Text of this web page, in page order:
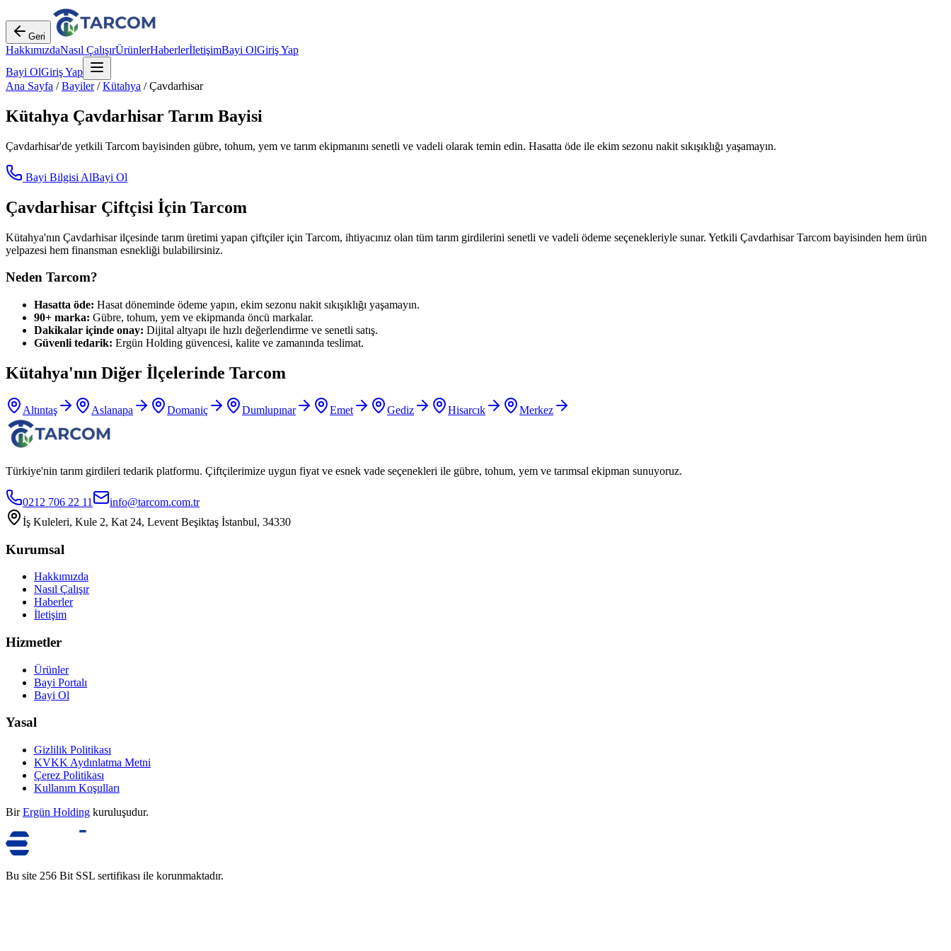
Geri
HakkımızdaNasıl ÇalışırÜrünlerHaberlerİletişimBayi OlGiriş Yap
Bayi OlGiriş Yap
Ana Sayfa /Bayiler/Kütahya /Çavdarhisar
Kütahya Çavdarhisar Tarım Bayisi
Çavdarhisar'de yetkili Tarcom bayisinden gübre, tohum, yem ve tarım ekipmanını senetli ve vadeli olarak temin edin. Hasatta öde ile ekim sezonu nakit sıkışıklığı yaşamayın.
Bayi Bilgisi AlBayi Ol
Çavdarhisar Çiftçisi İçin Tarcom
Kütahya'nın Çavdarhisarilçesinde tarım üretimi yapan çiftçiler için Tarcom, ihtiyacınız olan tüm tarım girdilerini senetli ve vadeli ödeme seçenekleriyle sunar. Yetkili ÇavdarhisarTarcom bayisinden hem ürün
yelpazesi hem finansman esnekliği bulabilirsiniz.
Neden Tarcom?
Hasatta öde: Hasat döneminde ödeme yapın, ekim sezonu nakit sıkışıklığı yaşamayın.
90+ marka: Gübre, tohum, yem ve ekipmanda öncü markalar.
Dakikalar içinde onay: Dijital altyapı ile hızlı değerlendirme ve senetli satış.
Güvenli tedarik: Ergün Holding güvencesi, kalite ve zamanında teslimat.
Kütahya'nın Diğer İlçelerinde Tarcom
Altıntaş Aslanapa Domaniç Dumlupınar Emet Gediz Hisarcık Merkez
Türkiye'nin tarım girdileri tedarik platformu. Çiftçilerimize uygun fiyat ve esnek vade seçenekleri ile gübre, tohum, yem ve tarımsal ekipman sunuyoruz.
0212 706 22 11
info@tarcom.com.tr
İş Kuleleri, Kule 2, Kat 24, Levent Beşiktaş İstanbul, 34330
Kurumsal
Hakkımızda
Nasıl Çalışır
Haberler
İletişim
Hizmetler
Ürünler
Bayi Portalı
Bayi Ol
Yasal
Gizlilik Politikası
KVKK Aydınlatma Metni
Çerez Politikası
Kullanım Koşulları
Bir Ergün Holding kuruluşudur.
Bu site 256 Bit SSL sertifikası ile korunmaktadır.